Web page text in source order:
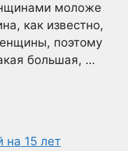
моложе
как известно,
поэтому
большая, …
на 15 лет